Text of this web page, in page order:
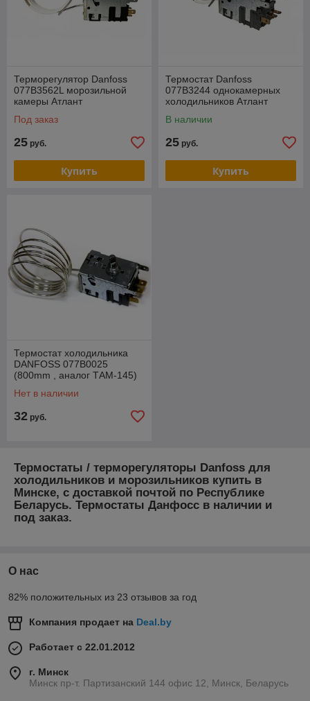
Терморегулятор Danfoss
077B3562L морозильной
камеры Атлант
(90808182974)
Под заказ
25 руб.
Купить
Термостат Danfoss
077B3244 однокамерных
холодильников Атлант
К50-L3412, ТАМ112)
В наличии
25 руб.
Купить
Термостат холодильника
DANFOSS 077B0025
(800mm , аналог ТАМ-145)
Нет в наличии
32 руб.
Термостаты / терморегуляторы Danfoss для
холодильников и морозильников купить в
Минске, с доставкой почтой по Республике
Беларусь. Термостаты Данфосс в наличии и
под заказ.
О нас
82% положительных из 23 отзывов за год
Компания продает на Deal.by
Работает с 22.01.2012
г. Минск
Минск пр-т. Партизанский 144 офис 12, Минск, Беларусь